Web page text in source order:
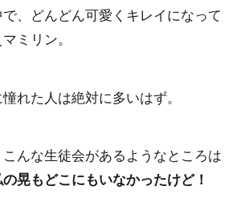
、どんどん可愛くキレイになって
ミリン。
れた人は絶対に多いはず。
んな生徒会があるようなところは
の晃もどこにもいなかったけど！